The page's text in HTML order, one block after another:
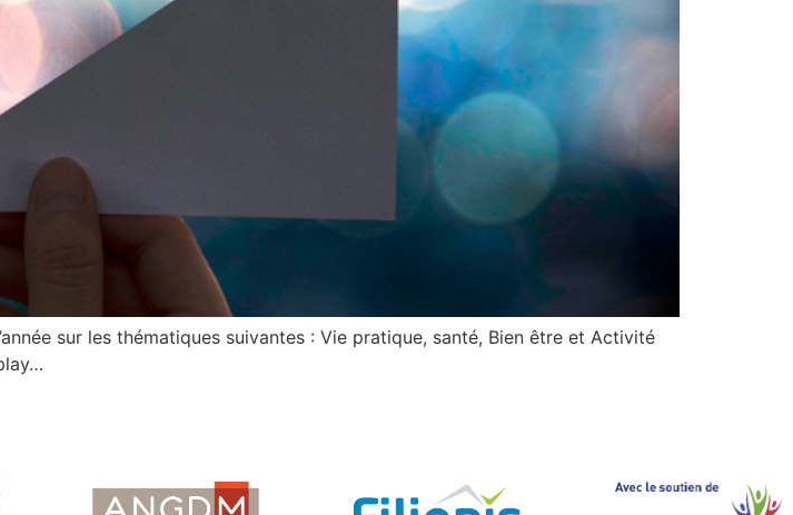
sur les thématiques suivantes : Vie pratique, santé, Bien être et Activité